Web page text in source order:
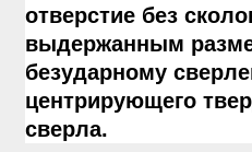
отверстие без
выдержанным
безударному
центрирующего
сверла.